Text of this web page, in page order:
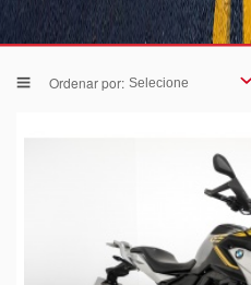
Ordenar por: